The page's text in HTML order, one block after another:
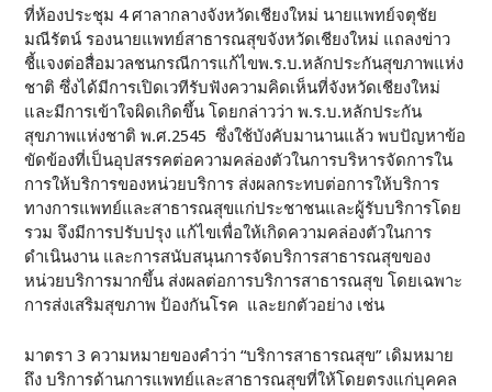
ที่ห้องประชุม 4 ศาลากลางจังหวัดเชียงใหม่ นายแพทย์จตุชัย
มณีรัตน์ รองนายแพทย์สาธารณสุขจังหวัดเชียงใหม่ แถลงข่าว
ชี้แจงต่อสื่อมวลชนกรณีการแก้ไขพ.ร.บ.หลักประกันสุขภาพแห่ง
ชาติ ซึ่งได้มีการเปิดเวทีรับฟังความคิดเห็นที่จังหวัดเชียงใหม่
และมีการเข้าใจผิดเกิดขึ้น โดยกล่าวว่า พ.ร.บ.หลักประกัน
สุขภาพแห่งชาติ พ.ศ.2545 ซึ่งใช้บังคับมานานแล้ว พบปัญหาข้อ
ขัดข้องที่เป็นอุปสรรคต่อความคล่องตัวในการบริหารจัดการใน
การให้บริการของหน่วยบริการ ส่งผลกระทบต่อการให้บริการ
ทางการแพทย์และสาธารณสุขแก่ประชาชนและผู้รับบริการโดย
รวม จึงมีการปรับปรุง แก้ไขเพื่อให้เกิดความคล่องตัวในการ
ดำเนินงาน และการสนับสนุนการจัดบริการสาธารณสุขของ
หน่วยบริการมากขึ้น ส่งผลต่อการบริการสาธารณสุข โดยเฉพาะ
การส่งเสริมสุขภาพ ป้องกันโรค และยกตัวอย่าง เช่น
มาตรา 3 ความหมายของคำว่า “บริการสาธารณสุข” เดิมหมาย
ถึง บริการด้านการแพทย์และสาธารณสุขที่ให้โดยตรงแก่บุคคล